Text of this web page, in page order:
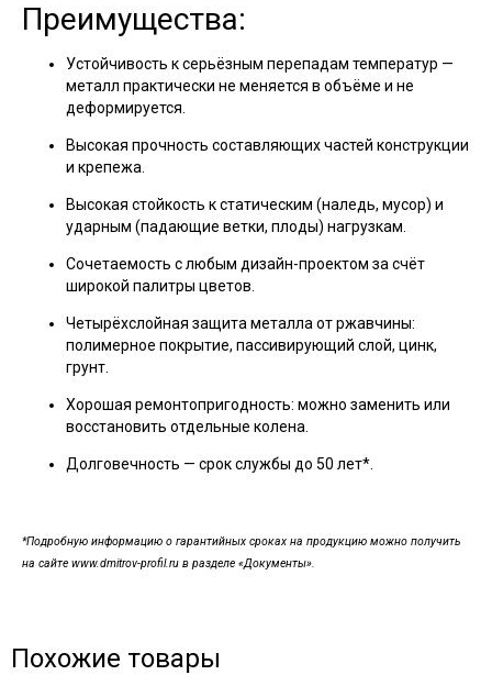
Преимущества:
Устойчивость к серьёзным перепадам температур —
металл практически не меняется в объёме и не
деформируется.
Высокая прочность составляющих частей конструкции
и крепежа.
Высокая стойкость к статическим (наледь, мусор) и
ударным (падающие ветки, плоды) нагрузкам.
Сочетаемость с любым дизайн-проектом за счёт
широкой палитры цветов.
Четырёхслойная защита металла от ржавчины:
полимерное покрытие, пассивирующий слой, цинк,
грунт.
Хорошая ремонтопригодность: можно заменить или
восстановить отдельные колена.
Долговечность — срок службы до 50 лет*.
*Подробную информацию о гарантийных сроках на продукцию можно получить
на сайте www.dmitrov-profil.ru в разделе «Документы».
Похожие товары